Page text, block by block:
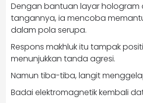
Dengan bantuan layar hologram
tangannya, ia mencoba
dalam pola serupa.
Respons makhluk itu tampak
menunjukkan tanda agresi.
Namun tiba-tiba, langit
Badai elektromagnetik kembali